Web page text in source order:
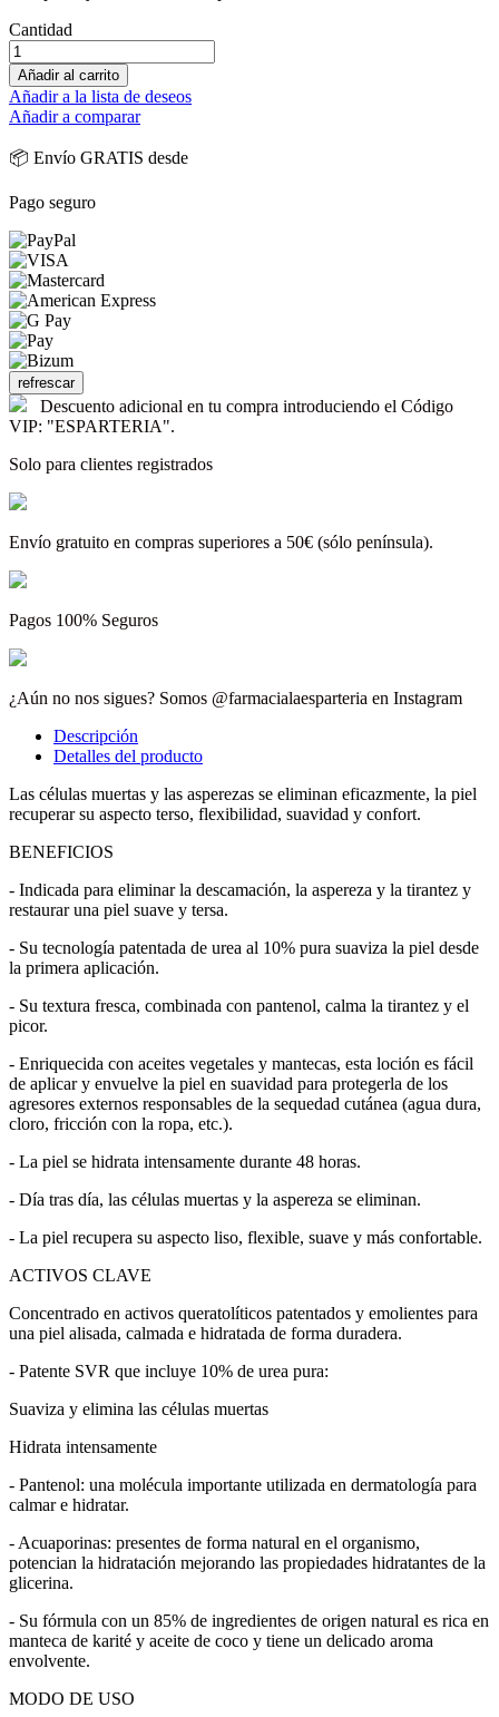
Cantidad
Añadir al carrito
Añadir a la lista de deseos
Añadir a comparar
📦 Envío GRATIS desde
Pago seguro
Descuento adicional en tu compra introduciendo el Código
VIP: "ESPARTERIA".
Solo para clientes registrados
Envío gratuito en compras superiores a 50€ (sólo península).
Pagos 100% Seguros
¿Aún no nos sigues? Somos @farmacialaesparteria en Instagram
Descripción
Detalles del producto
Las células muertas y las asperezas se eliminan eficazmente, la piel
recuperar su aspecto terso, flexibilidad, suavidad y confort.
BENEFICIOS
- Indicada para eliminar la descamación, la aspereza y la tirantez y
restaurar una piel suave y tersa.
- Su tecnología patentada de urea al 10% pura suaviza la piel desde
la primera aplicación.
- Su textura fresca, combinada con pantenol, calma la tirantez y el
picor.
- Enriquecida con aceites vegetales y mantecas, esta loción es fácil
de aplicar y envuelve la piel en suavidad para protegerla de los
agresores externos responsables de la sequedad cutánea (agua dura,
cloro, fricción con la ropa, etc.).
- La piel se hidrata intensamente durante 48 horas.
- Día tras día, las células muertas y la aspereza se eliminan.
- La piel recupera su aspecto liso, flexible, suave y más confortable.
ACTIVOS CLAVE
Concentrado en activos queratolíticos patentados y emolientes para
una piel alisada, calmada e hidratada de forma duradera.
- Patente SVR que incluye 10% de urea pura:
Suaviza y elimina las células muertas
Hidrata intensamente
- Pantenol: una molécula importante utilizada en dermatología para
calmar e hidratar.
- Acuaporinas: presentes de forma natural en el organismo,
potencian la hidratación mejorando las propiedades hidratantes de la
glicerina.
- Su fórmula con un 85% de ingredientes de origen natural es rica en
manteca de karité y aceite de coco y tiene un delicado aroma
envolvente.
MODO DE USO